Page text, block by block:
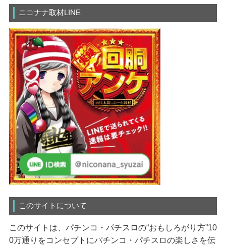
ニコナナ取材LINE
このサイトについて
このサイトは、パチンコ・パチスロの“おもしろがり方”10
0万通りをコンセプトにパチンコ・パチスロの楽しさを伝